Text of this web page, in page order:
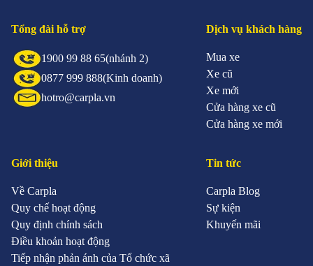
Tổng đài hỗ trợ
1900 99 88 65(nhánh 2)
0877 999 888(Kinh doanh)
hotro@carpla.vn
Dịch vụ khách hàng
Mua xe
Xe cũ
Xe mới
Cửa hàng xe cũ
Cửa hàng xe mới
Giới thiệu
Về Carpla
Quy chế hoạt động
Quy định chính sách
Điều khoản hoạt động
Tiếp nhận phản ánh của Tổ chức xã
Tin tức
Carpla Blog
Sự kiện
Khuyến mãi